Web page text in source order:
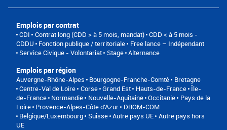
Emplois par contrat
CDI Contrat long (CDD > à 5 mois, mandat) CDD < à 5 mois -
CDDU
Fonction publique / territoriale
Free lance – Indépendant
Service Civique - Volontariat
Stage Alternance
Emplois par région
Auvergne-Rhône-Alpes Bourgogne-Franche-Comté
Bretagne
Centre-Val de Loire Corse Grand Est Hauts-de-France Île-
de-France Normandie Nouvelle-Aquitaine Occitanie
Pays de la
Loire Provence-Alpes-Côte d'Azur
DROM-COM
Belgique/Luxembourg
Suisse Autre pays UE Autre pays hors
UE